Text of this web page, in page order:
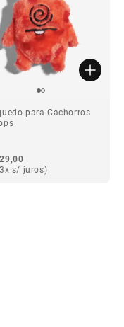
para Cachorros
s/ juros)